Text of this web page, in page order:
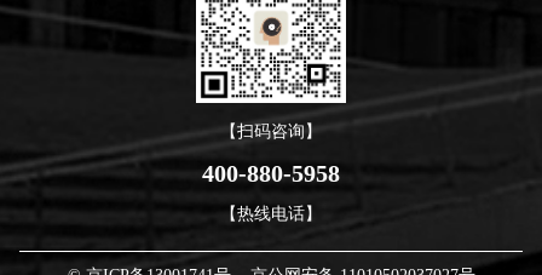
【扫码咨询】
400-880-5958
【热线电话】